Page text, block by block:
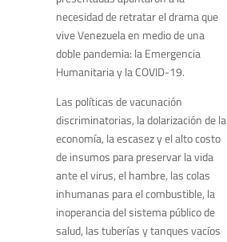
necesidad de retratar el drama que
vive Venezuela en medio de una
doble pandemia: la Emergencia
Humanitaria y la COVID-19.
Las políticas de vacunación
discriminatorias, la dolarización de la
economía, la escasez y el alto costo
de insumos para preservar la vida
ante el virus, el hambre, las colas
inhumanas para el combustible, la
inoperancia del sistema público de
salud, las tuberías y tanques vacíos